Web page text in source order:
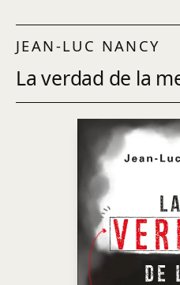
JEAN-LUC NANCY
La verdad de la